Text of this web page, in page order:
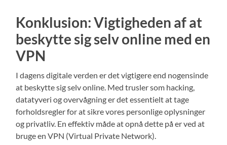
Konklusion: Vigtigheden af at
beskytte sig selv online med en
VPN
I dagens digitale verden er det vigtigere end nogensinde
at beskytte sig selv online. Med trusler som hacking,
datatyveri og overvågning er det essentielt at tage
forholdsregler for at sikre vores personlige oplysninger
og privatliv. En effektiv måde at opnå dette på er ved at
bruge en VPN (Virtual Private Network).